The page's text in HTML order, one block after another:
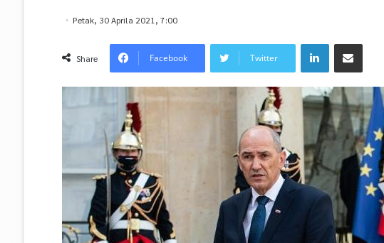
Petak, 30 Aprila 2021, 7:00
Share Facebook Twitter